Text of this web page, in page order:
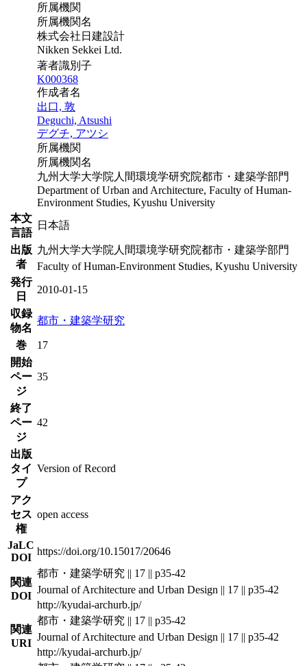
所属機関
所属機関名
株式会社日建設計
Nikken Sekkei Ltd.
著者識別子
K000368
作成者名
出口, 敦
Deguchi, Atsushi
デグチ, アツシ
所属機関
所属機関名
九州大学大学院人間環境学研究院都市・建築学部門
Department of Urban and Architecture, Faculty of Human-
Environment Studies, Kyushu University
本文
言語
日本語
出版
者
九州大学大学院人間環境学研究院都市・建築学部門
Faculty of Human-Environment Studies, Kyushu University
発行
日
2010-01-15
収録
物名
都市・建築学研究
巻
17
開始
ペー
ジ
35
終了
ペー
ジ
42
出版
タイ
プ
Version of Record
アク
セス
権
open access
JaLC
DOI
https://doi.org/10.15017/20646
関連
DOI
都市・建築学研究 || 17 || p35-42
Journal of Architecture and Urban Design || 17 || p35-42
http://kyudai-archurb.jp/
関連
URI
都市・建築学研究 || 17 || p35-42
Journal of Architecture and Urban Design || 17 || p35-42
http://kyudai-archurb.jp/